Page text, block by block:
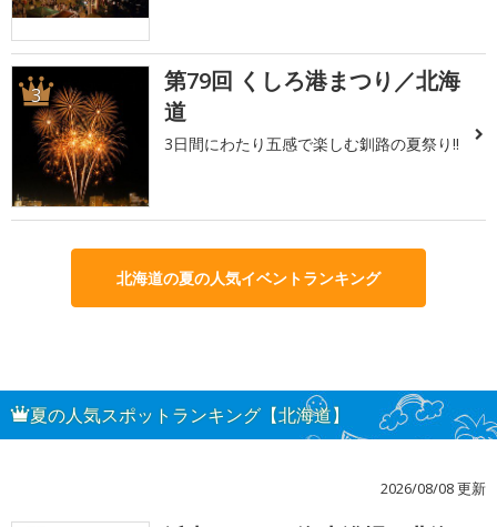
3
第79回 くしろ港まつり／北海
道
3日間にわたり五感で楽しむ釧路の夏祭り!!
北海道の夏の人気イベントランキング
夏の人気スポットランキング【北海道】
2026/08/08 更新